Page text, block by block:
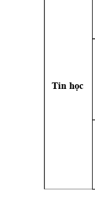
Tin học